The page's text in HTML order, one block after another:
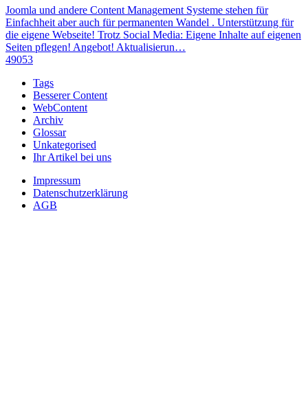
Joomla und andere Content Management Systeme stehen für
Einfachheit aber auch für permanenten Wandel . Unterstützung für
die eigene Webseite! Trotz Social Media: Eigene Inhalte auf eigenen
Seiten pflegen! Angebot! Aktualisierun…
49053
Tags
Besserer Content
WebContent
Archiv
Glossar
Unkategorised
Ihr Artikel bei uns
Impressum
Datenschutzerklärung
AGB